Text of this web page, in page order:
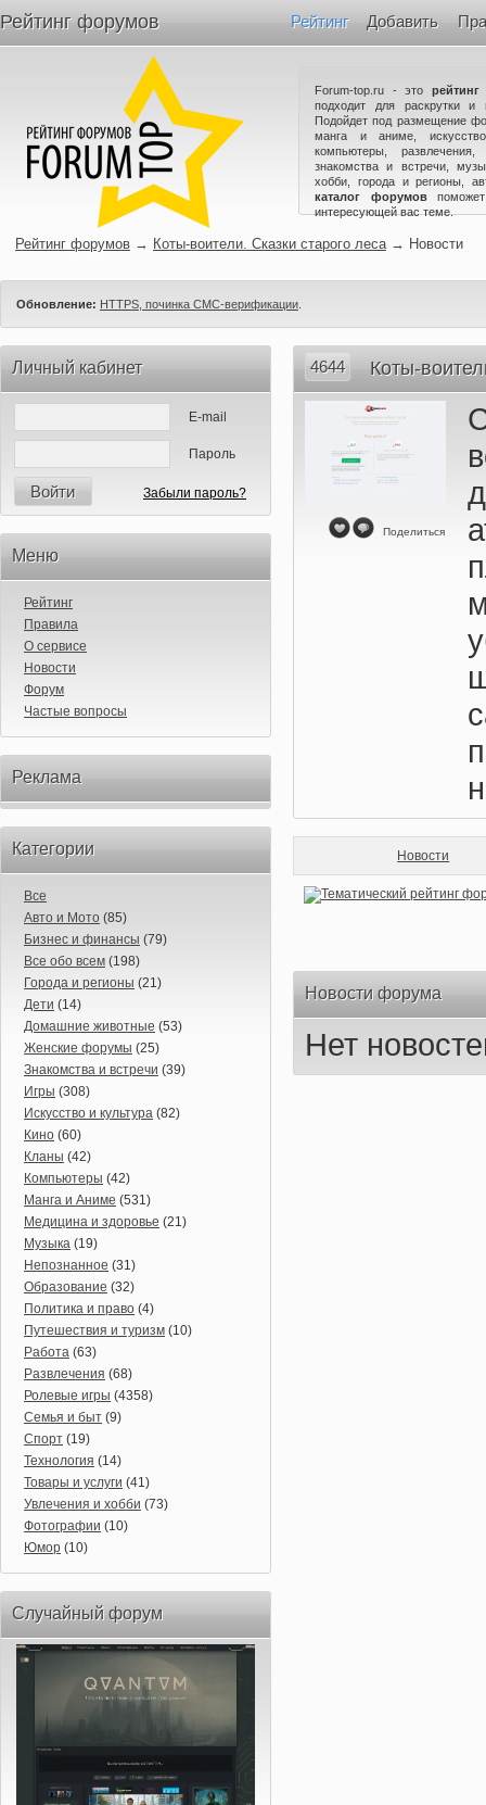
Рейтинг форумов Рейтинг Добавить
Forum-top.ru - это
подходит для раскрутки и
Подойдет под размещение
манга и аниме,
компьютеры,
знакомства и встречи,
хобби, города и регионы,
каталог форумов
интересующей вас теме.
Рейтинг форумов → Коты-воители. Сказки старого леса → Новости
Обновление: HTTPS, починка СМС-верификации
Личный кабинет
E-mail
Пароль
Войти Забыли пароль?
Меню
Рейтинг
Правила
О сервисе
Новости
Форум
Частые вопросы
Реклама
Категории
Все
Авто и Мото (85)
Бизнес и финансы (79)
Все обо всем (198)
Города и регионы (21)
Дети (14)
Домашние животные (53)
Женские форумы (25)
Знакомства и встречи (39)
Игры (308)
Искусство и культура (82)
Кино (60)
Кланы (42)
Компьютеры (42)
Манга и Аниме (531)
Медицина и здоровье (21)
Музыка (19)
Непознанное (31)
Образование (32)
Политика и право (4)
Путешествия и туризм (10)
Работа (63)
Развлечения (68)
Ролевые игры (4358)
Семья и быт (9)
Спорт (19)
Технология (14)
Товары и услуги (41)
Увлечения и хобби (73)
Фотографии (10)
Юмор (10)
Случайный форум
4644 Коты-
Поделиться
Новости
Новости форума
Нет